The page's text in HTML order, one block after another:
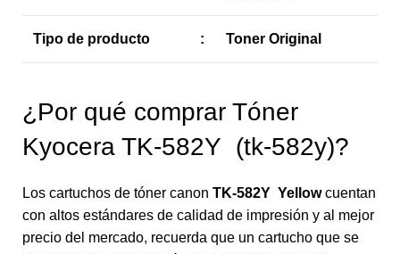
Tipo de producto : Toner Original
¿Por qué comprar Tóner
Kyocera TK-582Y (tk-582y)?
Los cartuchos de tóner canon TK-582Y Yellowcuentan
con altos estándares de calidad de impresión y al mejor
precio del mercado, recuerda que un cartucho que se